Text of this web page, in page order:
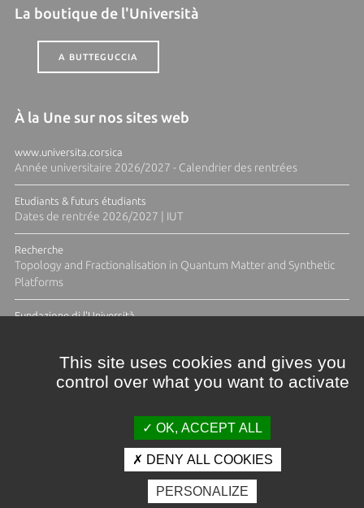
La boutique de l'Università
A BUTTEGUCCIA
À la Une sur nos sites web
www.universita.corsica
Année universitaire 2026/2027 - Calendrier des rentrées
Etudiants & futurs étudiants
Dates de rentrée 2026/2027 | IUT
Recherche
Topology and Fractionalisation in Quantum Matter and Synthetic
Platforms
Fundazione di l'Università
Crédits et mentions légales
Espace presse
Photothèque
This site uses cookies and gives you
control over what you want to activate
OK, ACCEPT ALL
DENY ALL COOKIES
PERSONALIZE